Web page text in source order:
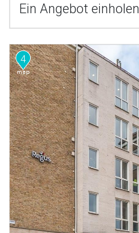
Ein Angebot einholen
4